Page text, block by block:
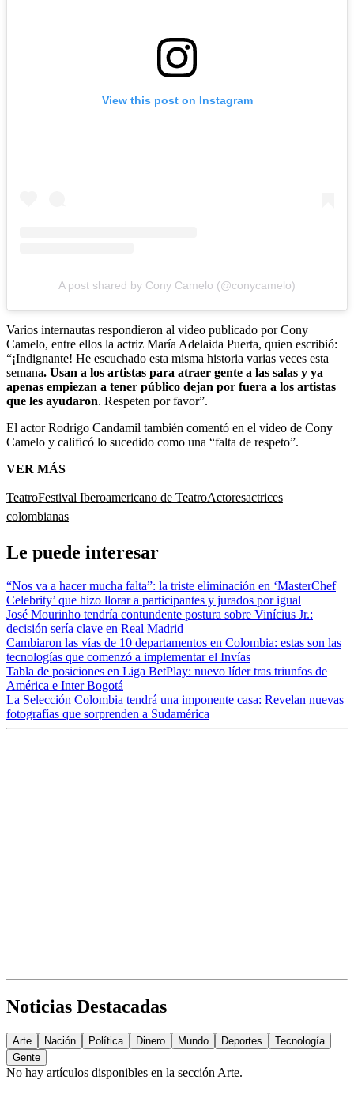
View this post on Instagram
A post shared by Cony Camelo (@conycamelo)
Varios internautas respondieron al video publicado por Cony
Camelo, entre ellos la actriz María Adelaida Puerta, quien escribió:
“¡Indignante! He escuchado esta misma historia varias veces esta
semana. Usan a los artistas para atraer gente a las salas y ya
apenas empiezan a tener público dejan por fuera a los artistas
que les ayudaron. Respeten por favor”.
El actor Rodrigo Candamil también comentó en el video de Cony
Camelo y calificó lo sucedido como una “falta de respeto”.
VER MÁS
TeatroFestival Iberoamericano de TeatroActoresactrices
colombianas
Le puede interesar
“Nos va a hacer mucha falta”: la triste eliminación en ‘MasterChef
Celebrity’ que hizo llorar a participantes y jurados por igual
José Mourinho tendría contundente postura sobre Vinícius Jr.:
decisión sería clave en Real Madrid
Cambiaron las vías de 10 departamentos en Colombia: estas son las
tecnologías que comenzó a implementar el Invías
Tabla de posiciones en Liga BetPlay: nuevo líder tras triunfos de
América e Inter Bogotá
La Selección Colombia tendrá una imponente casa: Revelan nuevas
fotografías que sorprenden a Sudamérica
Noticias Destacadas
Arte Nación Política Dinero Mundo Deportes
Tecnología
Gente
No hay artículos disponibles en la secciónArte.